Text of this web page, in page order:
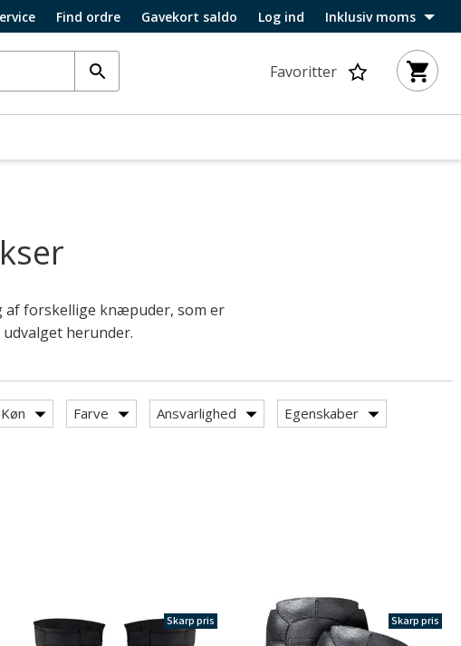
Find ordre Gavekort saldo Log ind Inklusiv moms
Favoritter
af forskellige knæpuder, som er
herunder.
Køn Farve Ansvarlighed Egenskaber
Skarp pris Skarp pris